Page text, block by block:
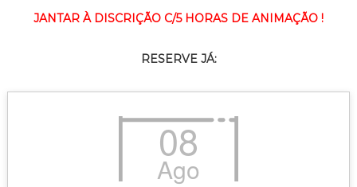
JANTAR À DISCRIÇÃO C/5 HORAS DE ANIMAÇÃO !
RESERVE JÁ:
08
Ago